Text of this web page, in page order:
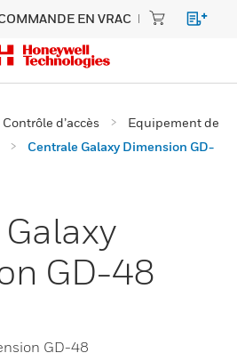
EN VRAC
Contrôle d’accès
Equipement de
Centrale Galaxy Dimension GD-
GD-48
GD-48